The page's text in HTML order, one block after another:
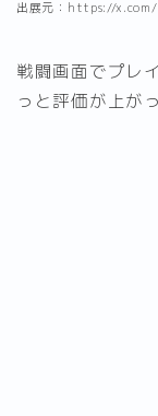
出展元：https://
戦闘画面でプレ
っと評価が上が